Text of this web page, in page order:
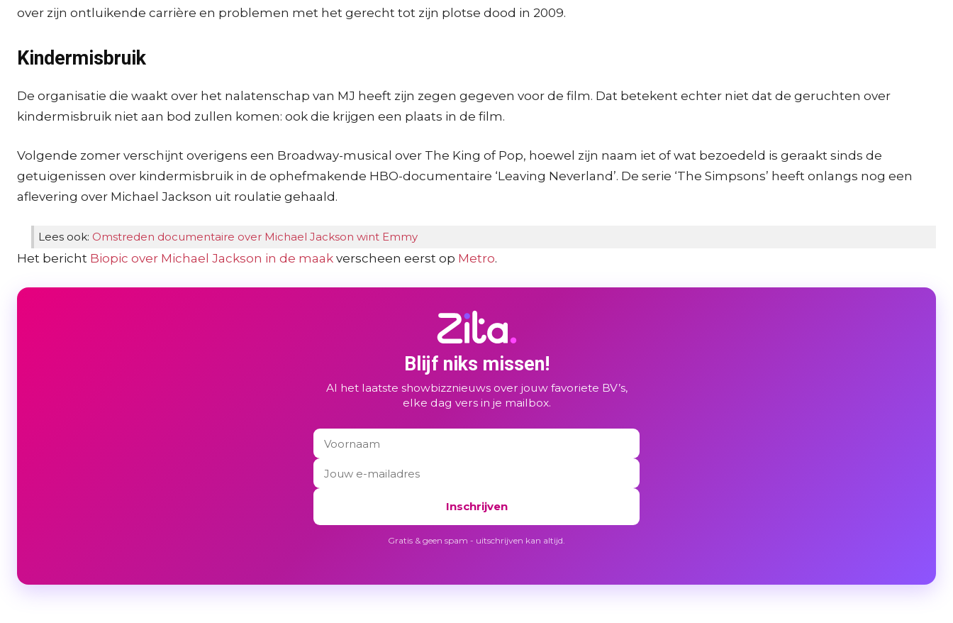
over zijn ontluikende carrière en problemen met het gerecht tot zijn plotse dood in 2009.
Kindermisbruik
De organisatie die waakt over het nalatenschap van MJ heeft zijn zegen gegeven voor de film. Dat betekent echter niet dat de geruchten over
kindermisbruik niet aan bod zullen komen: ook die krijgen een plaats in de film.
Volgende zomer verschijnt overigens een Broadway-musical over The King of Pop, hoewel zijn naam iet of wat bezoedeld is geraakt sinds de
getuigenissen over kindermisbruik in de ophefmakende HBO-documentaire ‘Leaving Neverland’. De serie ‘The Simpsons’ heeft onlangs nog een
aflevering over Michael Jackson uit roulatie gehaald.
Lees ook: Omstreden documentaire over Michael Jackson wint Emmy
Het bericht Biopic over Michael Jackson in de maak verscheen eerst op Metro.
Blijf niks missen!
Al het laatste showbizznieuws over jouw favoriete BV’s,
elke dag vers in je mailbox.
Inschrijven
Gratis & geen spam - uitschrijven kan altijd.